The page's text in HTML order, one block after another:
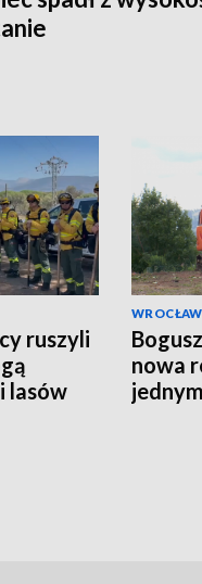
ruszyli
lasów
WROCŁAW
nowa